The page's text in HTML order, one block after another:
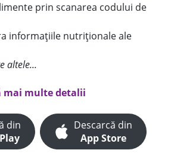
prin scanarea codului de
informațiile nutriționale ale
altele...
mai multe detalii
din
Descarcă din
App Store